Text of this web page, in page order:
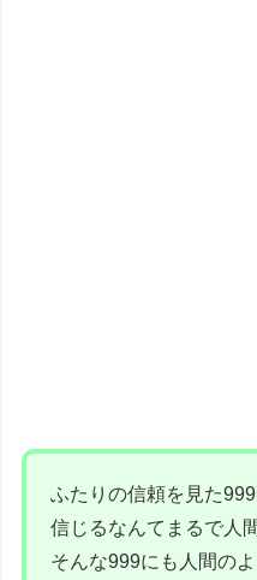
ふたりの信頼を見た999
信じるなんてまるで人
そんな999にも人間の